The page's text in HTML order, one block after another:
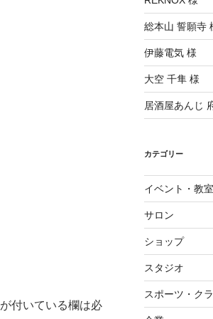
が付いている欄は必
総本山 誓願寺
伊藤電気 様
大空 千隼 様
居酒屋あんじ
カテゴリー
イベント・教室
サロン
ショップ
スタジオ
スポーツ・ク